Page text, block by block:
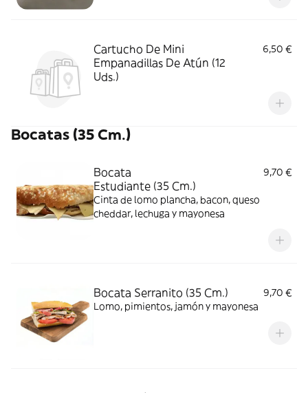
Cartucho De Mini
Empanadillas De Atún (12
Uds.)
6,50 €
Bocatas (35 Cm.)
Bocata
Estudiante (35 Cm.)
9,70 €
Cinta de lomo plancha, bacon, queso
cheddar, lechuga y mayonesa
Bocata Serranito (35 Cm.)
9,70 €
Lomo, pimientos, jamón y mayonesa